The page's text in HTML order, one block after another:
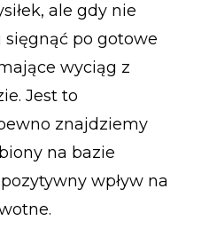
ale gdy nie
po gotowe
wyciąg z
Jest to
znajdziemy
na bazie
wpływ na